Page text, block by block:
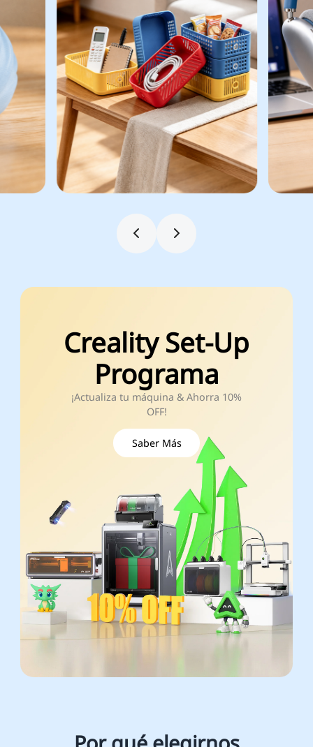
Creality Set-Up
Programa
¡Actualiza tu máquina & Ahorra 10%
OFF!
Saber Más